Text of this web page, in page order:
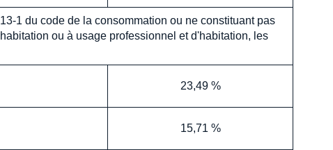
1 du code de la consommation ou ne constituant pas
ou à usage professionnel et d'habitation, les
23,49 %
15,71 %